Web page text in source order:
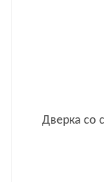
Дверка со